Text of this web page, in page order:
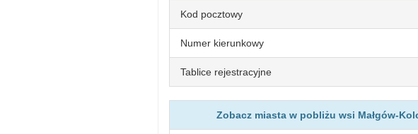
Kod pocztowy
Numer kierunkowy
Tablice rejestracyjne
Zobacz miasta w pobliżu wsi Małgów-